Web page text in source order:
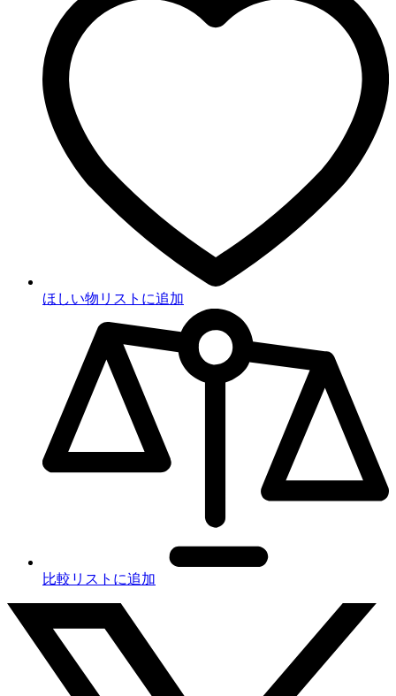
ほしい物リストに追加
比較リストに追加